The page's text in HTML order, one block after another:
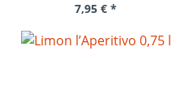
7,95 € *